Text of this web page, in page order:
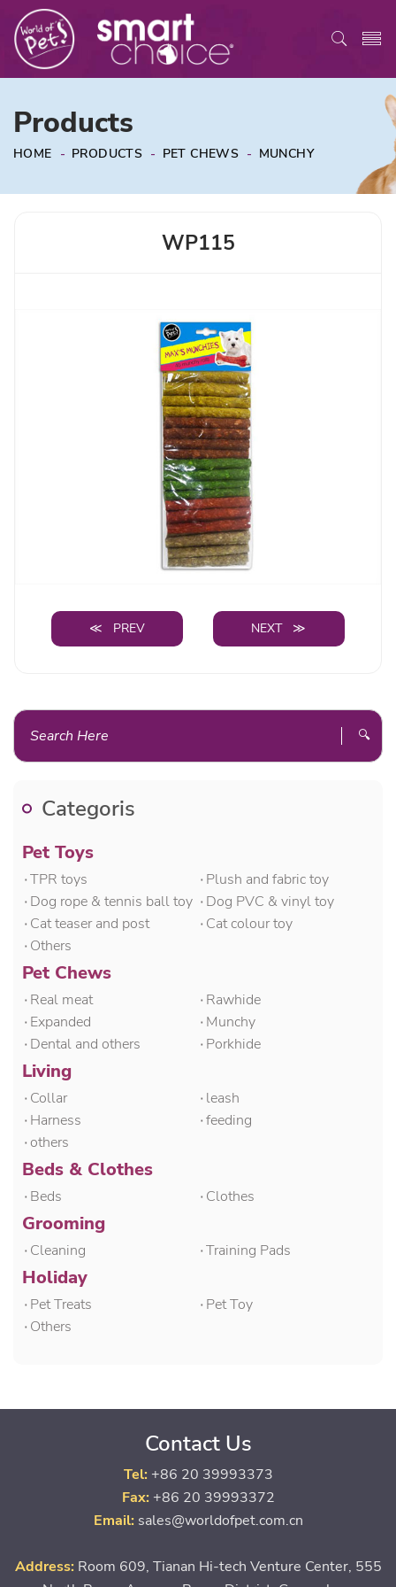
Products
HOME - PRODUCTS - PET CHEWS - MUNCHY
WP115
≪ PREV NEXT ≫
🔍
Categoris
Pet Toys
۰TPR toys
۰Plush and fabric toy
۰Dog rope & tennis ball toy ۰Dog PVC & vinyl toy
۰Cat teaser and post
۰Cat colour toy
۰Others
Pet Chews
۰Real meat
۰Rawhide
۰Expanded
۰Munchy
۰Dental and others
۰Porkhide
Living
۰Collar
۰leash
۰Harness
۰feeding
۰others
Beds & Clothes
۰Beds ۰Clothes
Grooming
۰Cleaning ۰Training Pads
Holiday
۰Pet Treats
۰Pet Toy
۰Others
Contact Us
Tel: +86 20 39993373
Fax: +86 20 39993372
Email: sales@worldofpet.com.cn
Address: Room 609, Tianan Hi-tech Venture Center, 555